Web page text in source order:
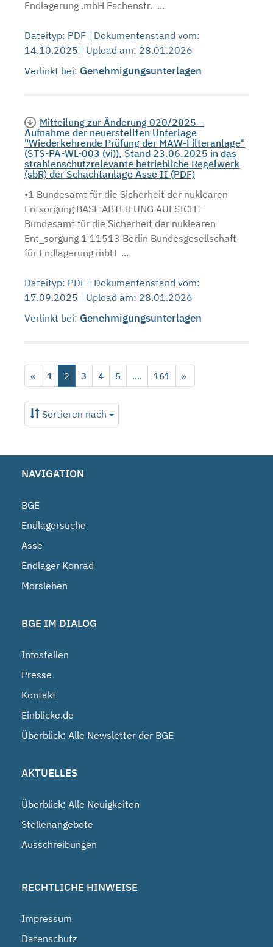
Endlagerung .mbH Eschenstr. ...
Dateityp: PDF | Dokumentenstand vom:
14.10.2025 | Upload am: 28.01.2026
Verlinkt bei: Genehmigungsunterlagen
Mitteilung zur Änderung 020/2025 –
Aufnahme der neuerstellten Unterlage
"Wiederkehrende Prüfung der MAW-Filteranlage"
(STS-PA-WL-003 (vi)), Stand 23.06.2025 in das
strahlenschutzrelevante betriebliche Regelwerk
(sbR) der Schachtanlage Asse II (PDF)
•1 Bundesamt für die Sicherheit der nuklearen
Entsorgung BASE ABTEILUNG AUFSICHT
Bundesamt für die Sicherheit der nuklearen
Ent_sorgung 1 11513 Berlin Bundesgesellschaft
für Endlagerung mbH ...
Dateityp: PDF | Dokumentenstand vom:
17.09.2025 | Upload am: 28.01.2026
Verlinkt bei: Genehmigungsunterlagen
« 1 2 3 4 5 .... 161 »
Sortieren nach
NAVIGATION
BGE
Endlagersuche
Asse
Endlager Konrad
Morsleben
BGE IM DIALOG
Infostellen
Presse
Kontakt
Einblicke.de
Überblick: Alle Newsletter der BGE
AKTUELLES
Überblick: Alle Neuigkeiten
Stellenangebote
Ausschreibungen
RECHTLICHE HINWEISE
Impressum
Datenschutz